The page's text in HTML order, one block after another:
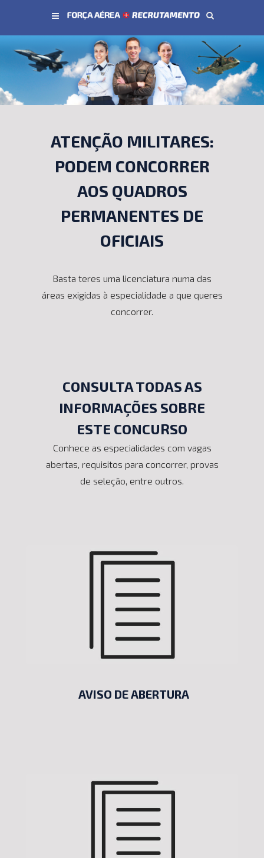
ATENÇÃO MILITARES:
PODEM CONCORRER
AOS QUADROS
PERMANENTES DE
OFICIAIS
Basta teres uma licenciatura numa das
áreas exigidas à especialidade a que queres
concorrer.
CONSULTA TODAS AS
INFORMAÇÕES SOBRE
ESTE CONCURSO
Conhece as especialidades com vagas
abertas, requisitos para concorrer, provas
de seleção, entre outros.
AVISO DE ABERTURA